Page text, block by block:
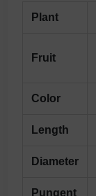
Plant
Fruit
Color
Length
Diameter
Pungent